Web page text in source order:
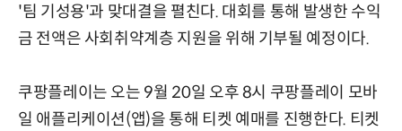
'팀 기성용'과 맞대결을 펼친다. 대회를 통해 발생한 수익
금 전액은 사회취약계층 지원을 위해 기부될 예정이다.
쿠팡플레이는 오는 9월 20일 오후 8시 쿠팡플레이 모바
일 애플리케이션(앱)을 통해 티켓 예매를 진행한다. 티켓